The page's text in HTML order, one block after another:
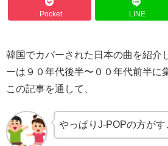
Pocket LINE
韓国でカバーされた日本の曲を紹介
ーは９０年代後半〜００年代前半に
この記事を通して、
やっぱりJ-POPの方がす